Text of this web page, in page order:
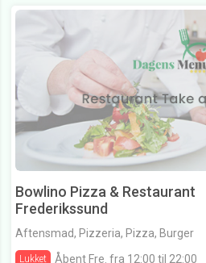
Bowlino Pizza & Restaurant
Frederikssund
Aftensmad, Pizzeria, Pizza, Burger
Lukket Åbent Fre. fra 12:00 til 22:00